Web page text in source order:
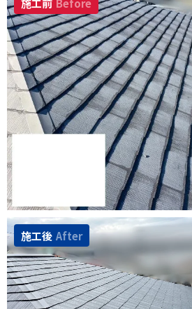
施工前 Before
施工後 After